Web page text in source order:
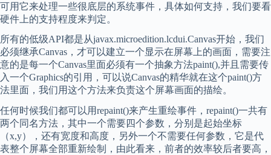
可用它来处理一些很底层的系统事件，具体如何支持，我们要看
硬件上的支持程度来判定。
所有的低级API都是从javax.microedition.lcdui.Canvas开始，我们
必须继承Canvas，才可以建立一个显示在屏幕上的画面，需要注
意的是每一个Canvas里面必须有一个抽象方法paint(),并且需要传
入一个Graphics的引用，可以说Canvas的精华就在这个paint()方
法里面，我们用这个方法来负责这个屏幕画面的描绘。
任何时候我们都可以用repaint()来产生重绘事件，repaint()一共有
两个同名方法，其中一个需要四个参数，分别是起始坐标
（x,y），还有宽度和高度，另外一个不需要任何参数，它是代
表整个屏幕全部重新绘制，由此看来，前者的效率较后者要高，